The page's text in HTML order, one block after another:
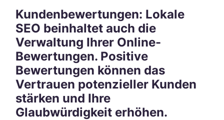
Kundenbewertungen: Lokale
SEO beinhaltet auch die
Verwaltung Ihrer Online-
Bewertungen. Positive
Bewertungen können das
Vertrauen potenzieller Kunden
stärken und Ihre
Glaubwürdigkeit erhöhen.